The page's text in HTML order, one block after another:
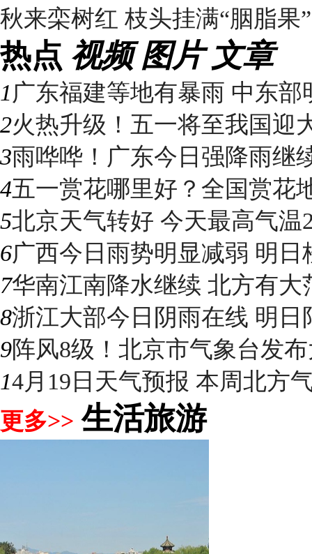
秋来栾树红 枝头挂满“胭脂果”
热点 视频 图片 文章
1 广东福建等地有暴雨 中东部
2火热升级！五一将至我国迎
3雨哗哗！广东今日强降雨继
4五一赏花哪里好？全国赏花
5北京天气转好 今天最高气
6广西今日雨势明显减弱 明日
7华南江南降水继续 北方有大
8浙江大部今日阴雨在线 明日
9阵风8级！北京市气象台发
14月19日天气预报 本周北方
更多>> 生活旅游